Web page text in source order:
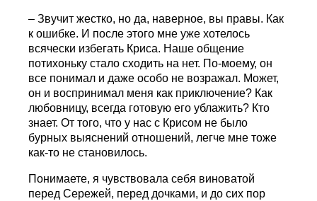
– Звучит жестко, но да, наверное, вы правы. Как
к ошибке. И после этого мне уже хотелось
всячески избегать Криса. Наше общение
потихоньку стало сходить на нет. По-моему, он
все понимал и даже особо не возражал. Может,
он и воспринимал меня как приключение? Как
любовницу, всегда готовую его ублажить? Кто
знает. От того, что у нас с Крисом не было
бурных выяснений отношений, легче мне тоже
как-то не становилось.
Понимаете, я чувствовала себя виноватой
перед Сережей, перед дочками, и до сих пор